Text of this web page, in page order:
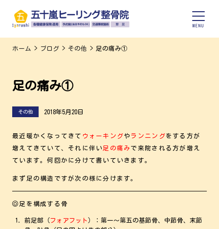
ホーム > ブログ > その他 > 足の痛み①
足の痛み①
その他 2018年5月20日
最近暖かくなってきて ウォーキングや ランニングをする方が
増えてきていて、それに伴い足の痛み で来院される方が増え
ています。何回かに分けて書いていきます。
まず足の構造ですが次の様に分けます。
◎足を構成する骨
前足部（ フォアフット ）：第一～第五の基節骨、中節骨、末節